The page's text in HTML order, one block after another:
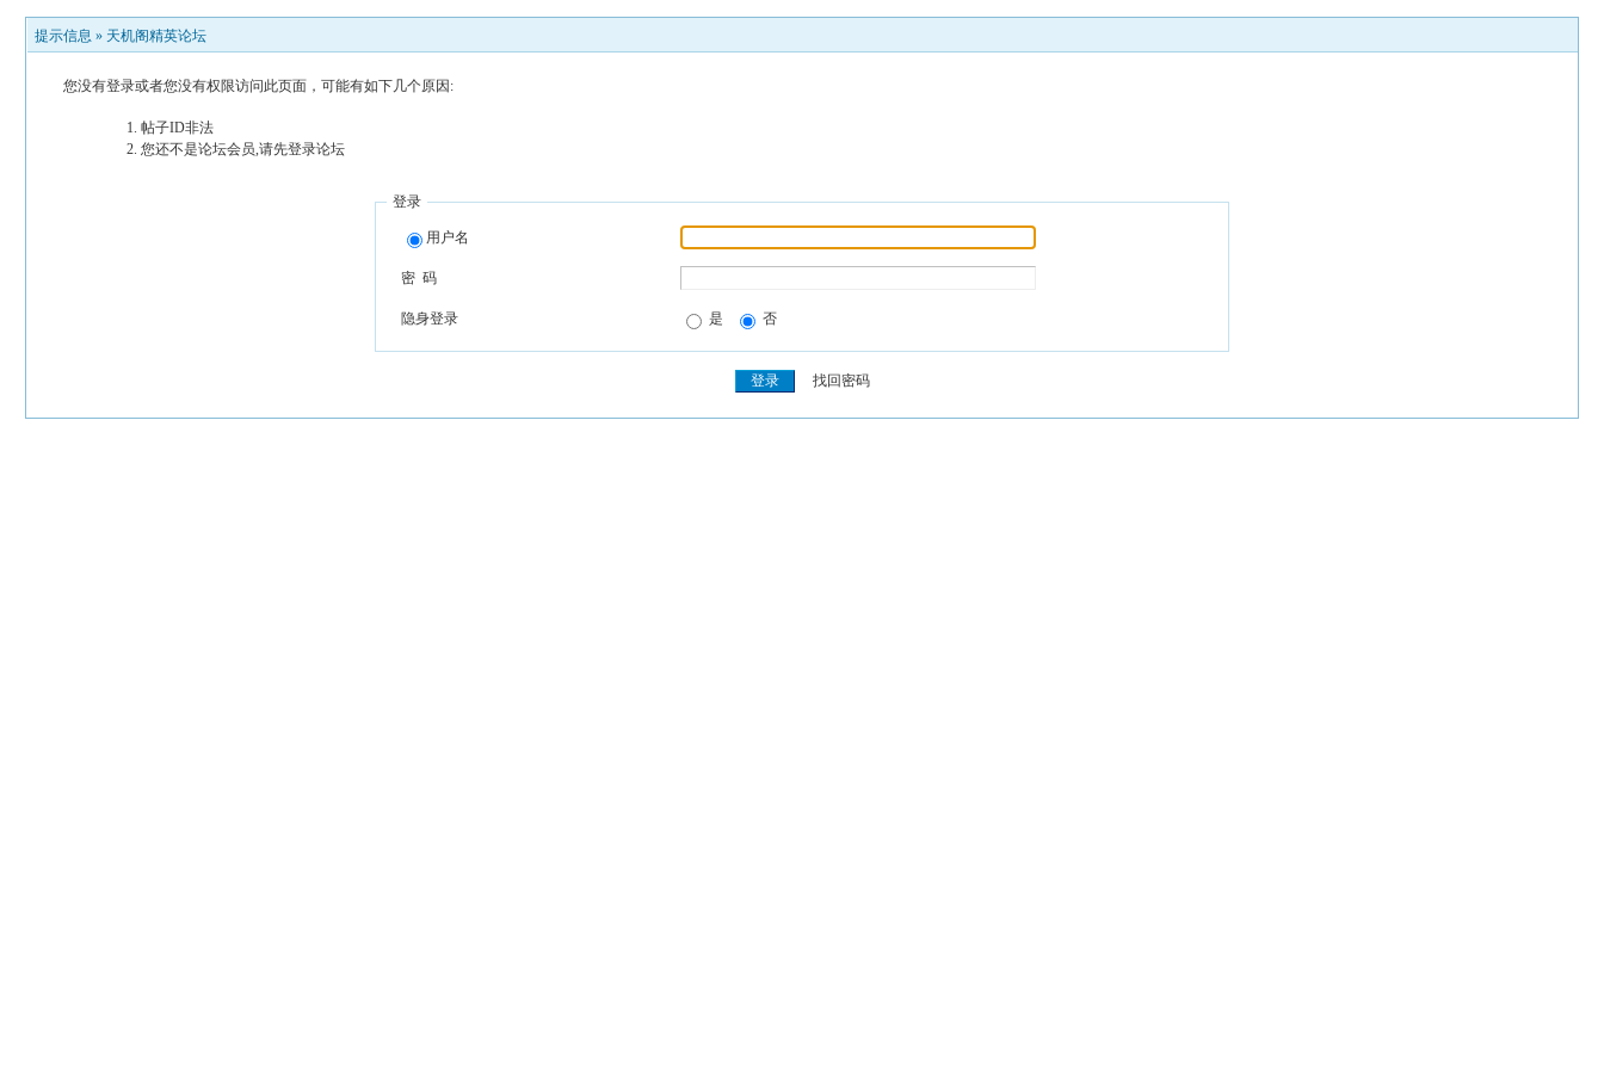
提示信息 » 天机阁精英论坛
您没有登录或者您没有权限访问此页面，可能有如下几个原因:
帖子ID非法
您还不是论坛会员,请先登录论坛
登录
用户名
密 码
隐身登录 是 否
找回密码